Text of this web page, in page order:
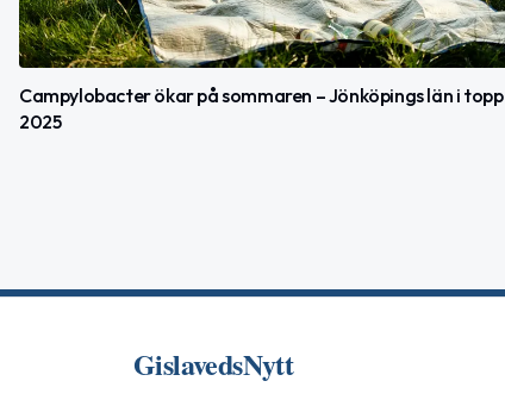
Campylobacter ökar på sommaren – Jönköpings län i topp
2025
GislavedsNytt